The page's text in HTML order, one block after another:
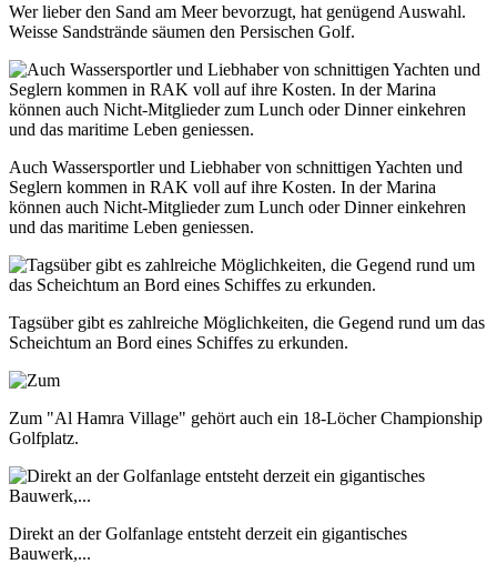
Wer lieber den Sand am Meer bevorzugt, hat genügend Auswahl.
Weisse Sandstrände säumen den Persischen Golf.
Auch Wassersportler und Liebhaber von schnittigen Yachten und
Seglern kommen in RAK voll auf ihre Kosten. In der Marina
können auch Nicht-Mitglieder zum Lunch oder Dinner einkehren
und das maritime Leben geniessen.
Tagsüber gibt es zahlreiche Möglichkeiten, die Gegend rund um das
Scheichtum an Bord eines Schiffes zu erkunden.
Zum "Al Hamra Village" gehört auch ein 18-Löcher Championship
Golfplatz.
Direkt an der Golfanlage entsteht derzeit ein gigantisches
Bauwerk,...